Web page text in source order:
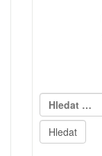
Vyhledávání